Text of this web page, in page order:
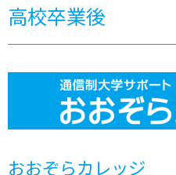
高校卒業後
おおぞらカレッジ